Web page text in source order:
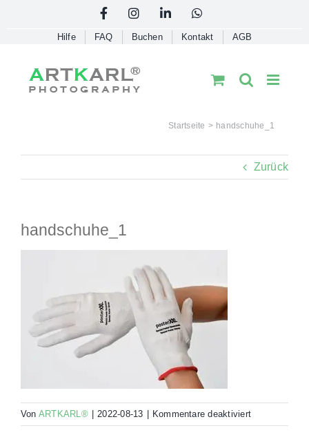
FacebookInstagramLinkedInWhatsApp
Hilfe FAQ Buchen Kontakt AGB
Startseite handschuhe_1
Zurück
handschuhe_1
Von ARTKARL® 2022-08-13 Kommentare deaktiviertfür